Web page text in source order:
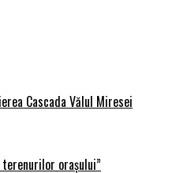
Cascada Vălul Miresei
orașului”